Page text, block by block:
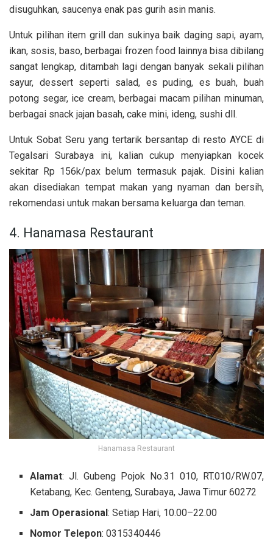
disuguhkan, saucenya enak pas gurih asin manis.
Untuk pilihan item grill dan sukinya baik daging sapi, ayam,
ikan, sosis, baso, berbagai frozen food lainnya bisa dibilang
sangat lengkap, ditambah lagi dengan banyak sekali pilihan
sayur, dessert seperti salad, es puding, es buah, buah
potong segar, ice cream, berbagai macam pilihan minuman,
berbagai snack jajan basah, cake mini, ideng, sushi dll.
Untuk Sobat Seru yang tertarik bersantap di resto AYCE di
Tegalsari Surabaya ini, kalian cukup menyiapkan kocek
sekitar Rp 156k/pax belum termasuk pajak. Disini kalian
akan disediakan tempat makan yang nyaman dan bersih,
rekomendasi untuk makan bersama keluarga dan teman.
4. Hanamasa Restaurant
Hanamasa Restaurant
Alamat: Jl. Gubeng Pojok No.31 010, RT.010/RW.07,
Ketabang, Kec. Genteng, Surabaya, Jawa Timur 60272
Jam Operasional: Setiap Hari, 10.00–22.00
Nomor Telepon: 0315340446